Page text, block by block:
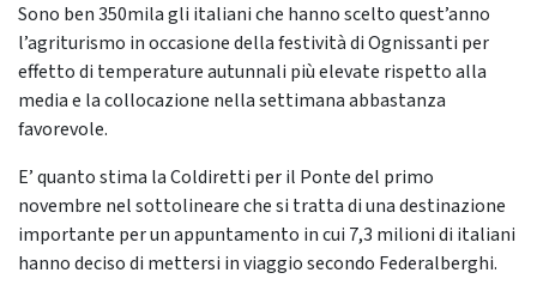
Sono ben 350mila gli italiani che hanno scelto quest’anno
l’agriturismo in occasione della festività di Ognissanti per
effetto di temperature autunnali più elevate rispetto alla
media e la collocazione nella settimana abbastanza
favorevole.
E’ quanto stima la Coldiretti per il Ponte del primo
novembre nel sottolineare che si tratta di una destinazione
importante per un appuntamento in cui 7,3 milioni di italiani
hanno deciso di mettersi in viaggio secondo Federalberghi.